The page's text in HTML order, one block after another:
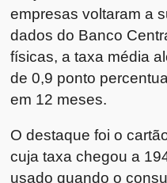
empresas voltaram a
dados do Banco
físicas, a taxa média
de 0,9 ponto
em 12 meses.
O destaque foi o
cuja taxa chegou a
usado quando o